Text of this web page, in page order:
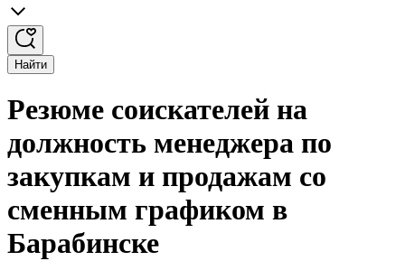
Найти
Резюме соискателей на
должность менеджера по
закупкам и продажам со
сменным графиком в
Барабинске